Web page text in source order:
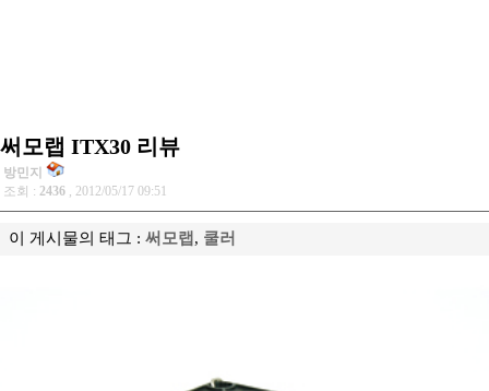
써모랩 ITX30 리뷰
방민지
조회 : 2436 , 2012/05/17 09:51
이 게시물의 태그 : 써모랩 , 쿨러